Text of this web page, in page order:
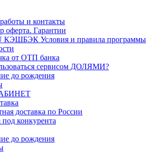
и контакты
оферта. Гарантии
КЭШБЭК Условия и правила программы
от ОТП банка
сервисом ДОЛЯМИ?
до рождения
доставка по России
конкурента
до рождения